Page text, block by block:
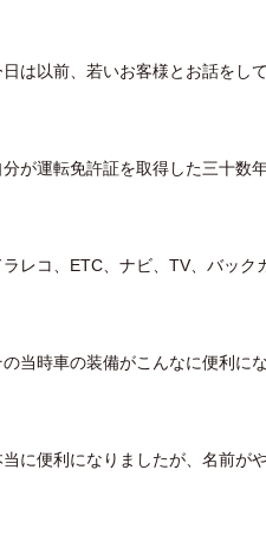
日は以前、若いお客様とお話をし
分が運転免許証を取得した三十数
ラレコ、ETC、ナビ、TV、バック
の当時車の装備がこんなに便利に
当に便利になりましたが、名前が